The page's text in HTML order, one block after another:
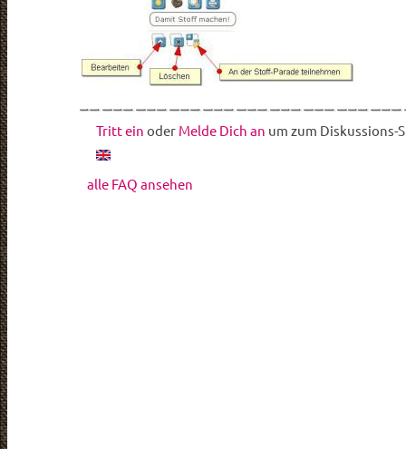
Tritt ein oder Melde Dich an um zum
alle FAQ ansehen